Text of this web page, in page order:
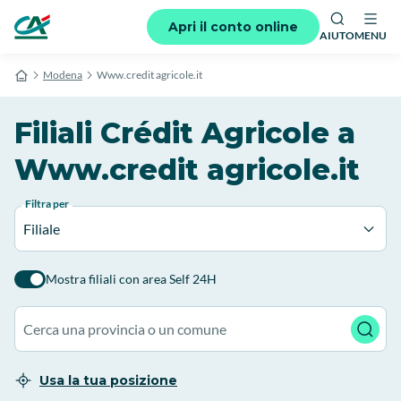
Apri il conto online
AIUTOMENU
Modena Www.credit agricole.it
Filiali Crédit Agricole a
Www.credit agricole.it
Filtra per
Filiale
Mostra filiali con area Self 24H
Usa la tua posizione